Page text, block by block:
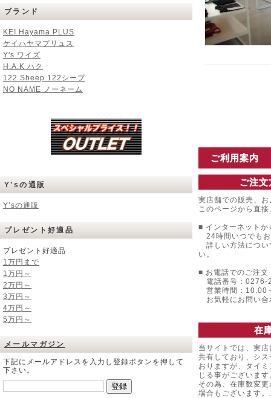
ブランド
KEI Hayama PLUS
ケイハヤマプリュス
Y's ワイズ
H.A.K ハク
122 Sheep 122シープ
NO NAME ノーネーム
Y’sの通販
Y’sの通販
プレゼント好適品
プレゼント好適品
1万円まで
1万円～
2万円～
3万円～
4万円～
5万円～
メールマガジン
下記にメールアドレスを入力し登録ボタンを押して
下さい。
ご利用案内
ご注
実店舗での販売、
このページから直
■ インターネットか
24時間いつでも
詳しい方法につい
い。
■ お電話でのご注文
電話番号：0276-
営業時間：10:00
お気軽にお問い合
在
当サイトでは、実
共有しており、シ
おりますが、タイ
じる事がございます
その為、在庫数変
場合もございます